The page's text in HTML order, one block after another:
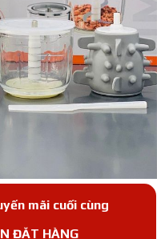
mãi cuối cùng
ĐẶT HÀNG